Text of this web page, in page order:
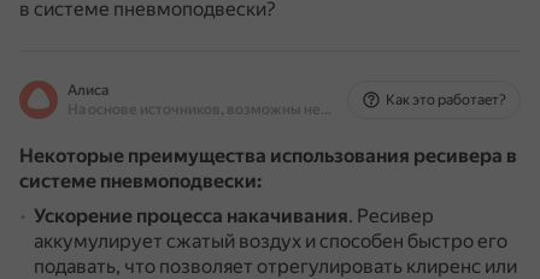
в системе пневмоподвески?
Алиса
На основе источников, возможны неточности
Как это работает?
Некоторые преимущества использования ресивера в
системе пневмоподвески:
Ускорение процесса накачивания. Ресивер
аккумулирует сжатый воздух и способен быстро его
подавать, что позволяет отрегулировать клиренс или